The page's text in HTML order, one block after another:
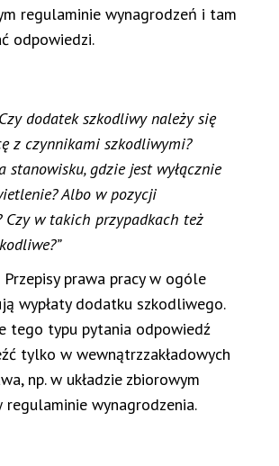
regulaminie wynagrodzeń i tam
odpowiedzi.
dodatek szkodliwy należy się
z czynnikami szkodliwymi?
stanowisku, gdzie jest wyłącznie
Albo w pozycji
Czy w takich przypadkach też
Przepisy prawa pracy w ogóle
wypłaty dodatku szkodliwego.
tego typu pytania odpowiedź
tylko w wewnątrzzakładowych
np. w układzie zbiorowym
regulaminie wynagrodzenia.